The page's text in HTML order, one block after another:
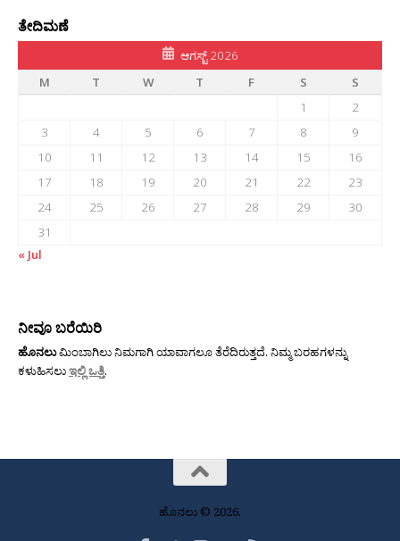
ತೇದಿಮಣೆ
ಆಗಸ್ಟ್ 2026
M
T W T F S
S
1
2
3
4 5 6 7 8
9
10
11 12 13 14 15
16
17
18 19 20 21 22
23
24
25 26 27 28 29
30
31
« Jul
ನೀವೂ ಬರೆಯಿರಿ
ಹೊನಲುಮಿಂಬಾಗಿಲು ನಿಮಗಾಗಿ ಯಾವಾಗಲೂ ತೆರೆದಿರುತ್ತದೆ. ನಿಮ್ಮ ಬರಹಗಳನ್ನು
ಕಳುಹಿಸಲುಇಲ್ಲಿ ಒತ್ತಿ.
ಹೊನಲು © 2026.